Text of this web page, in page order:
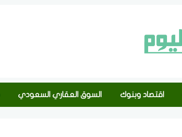
اقتصاد وبنوك السوق العقاري السعودي